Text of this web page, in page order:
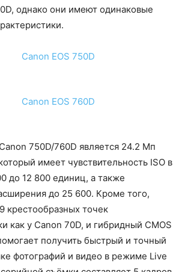
однако они имеют одинаковые
750D/760D является 24.2 Мп
имеет чувствительность ISO в
до 12 800 единиц, а также
до 25 600. Кроме того,
крестообразных точек
как у Canon 70D, и гибридный CMOS
получить быстрый и точный
фотографий и видео в режиме Live